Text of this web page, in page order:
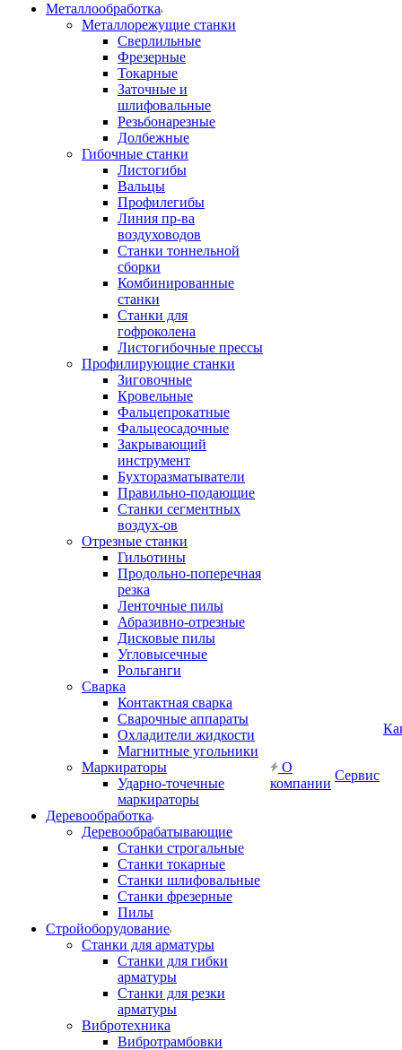
Металлообработка
Металлорежущие станки
Сверлильные
Фрезерные
Токарные
Заточные и
шлифовальные
Резьбонарезные
Долбежные
Гибочные станки
Листогибы
Вальцы
Профилегибы
Линия пр-ва
воздуховодов
Станки тоннельной
сборки
Комбинированные
станки
Станки для
гофроколена
Листогибочные прессы
Профилирующие станки
Зиговочные
Кровельные
Фальцепрокатные
Фальцеосадочные
Закрывающий
инструмент
Бухторазматыватели
Правильно-подающие
Станки сегментных
воздух-ов
Отрезные станки
Гильотины
Продольно-поперечная
резка
Ленточные пилы
Абразивно-отрезные
Дисковые пилы
Угловысечные
Рольганги
Сварка
Контактная сварка
Сварочные аппараты
Охладители жидкости
Магнитные угольники
Маркираторы
Ударно-точечные
маркираторы
Деревообработка
Деревообрабатывающие
Станки строгальные
Станки токарные
Станки шлифовальные
Станки фрезерные
Пилы
Стройоборудование
Станки для арматуры
Станки для гибки
арматуры
Станки для резки
арматуры
Вибротехника
Вибротрамбовки
О
компании
Сервис